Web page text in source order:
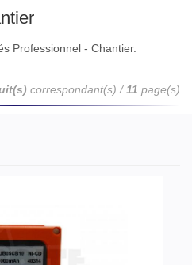
Professionnel - Chantier.
correspondant(s) /11 page(s)